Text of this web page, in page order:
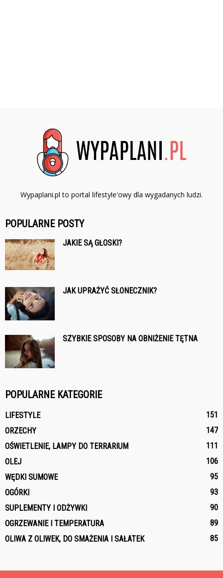
Wypaplani.pl to portal lifestyle'owy dla wygadanych ludzi.
POPULARNE POSTY
JAKIE SĄ GŁOSKI?
JAK UPRAŻYĆ SŁONECZNIK?
SZYBKIE SPOSOBY NA OBNIŻENIE TĘTNA
POPULARNE KATEGORIE
LIFESTYLE
151
ORZECHY
147
OŚWIETLENIE, LAMPY DO TERRARIUM
111
OLEJ
106
WĘDKI SUMOWE
95
OGÓRKI
93
SUPLEMENTY I ODŻYWKI
90
OGRZEWANIE I TEMPERATURA
89
OLIWA Z OLIWEK, DO SMAŻENIA I SAŁATEK
85